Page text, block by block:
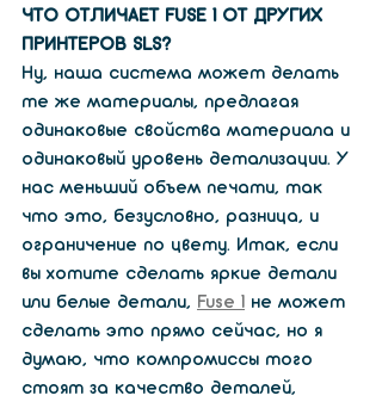
ЧТО ОТЛИЧАЕТ FUSE 1 ОТ ДРУГИХ
ПРИНТЕРОВ SLS?
Ну, наша система может делать
те же материалы, предлагая
одинаковые свойства материала и
одинаковый уровень детализации. У
нас меньший объем печати, так
что это, безусловно, разница, и
ограничение по цвету. Итак, если
вы хотите сделать яркие детали
или белые детали, Fuse 1 не может
сделать это прямо сейчас, но я
думаю, что компромиссы того
стоят за качество деталей,